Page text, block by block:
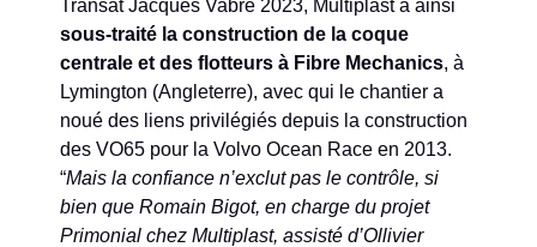
Transat Jacques Vabre 2023, Multiplast a ainsi
sous-traité la construction de la coque
centrale et des flotteurs à Fibre Mechanics, à
Lymington (Angleterre), avec qui le chantier a
noué des liens privilégiés depuis la construction
des VO65 pour la Volvo Ocean Race en 2013.
“Mais la confiance n’exclut pas le contrôle, si
bien que Romain Bigot, en charge du projet
Primonial chez Multiplast, assisté d’Ollivier